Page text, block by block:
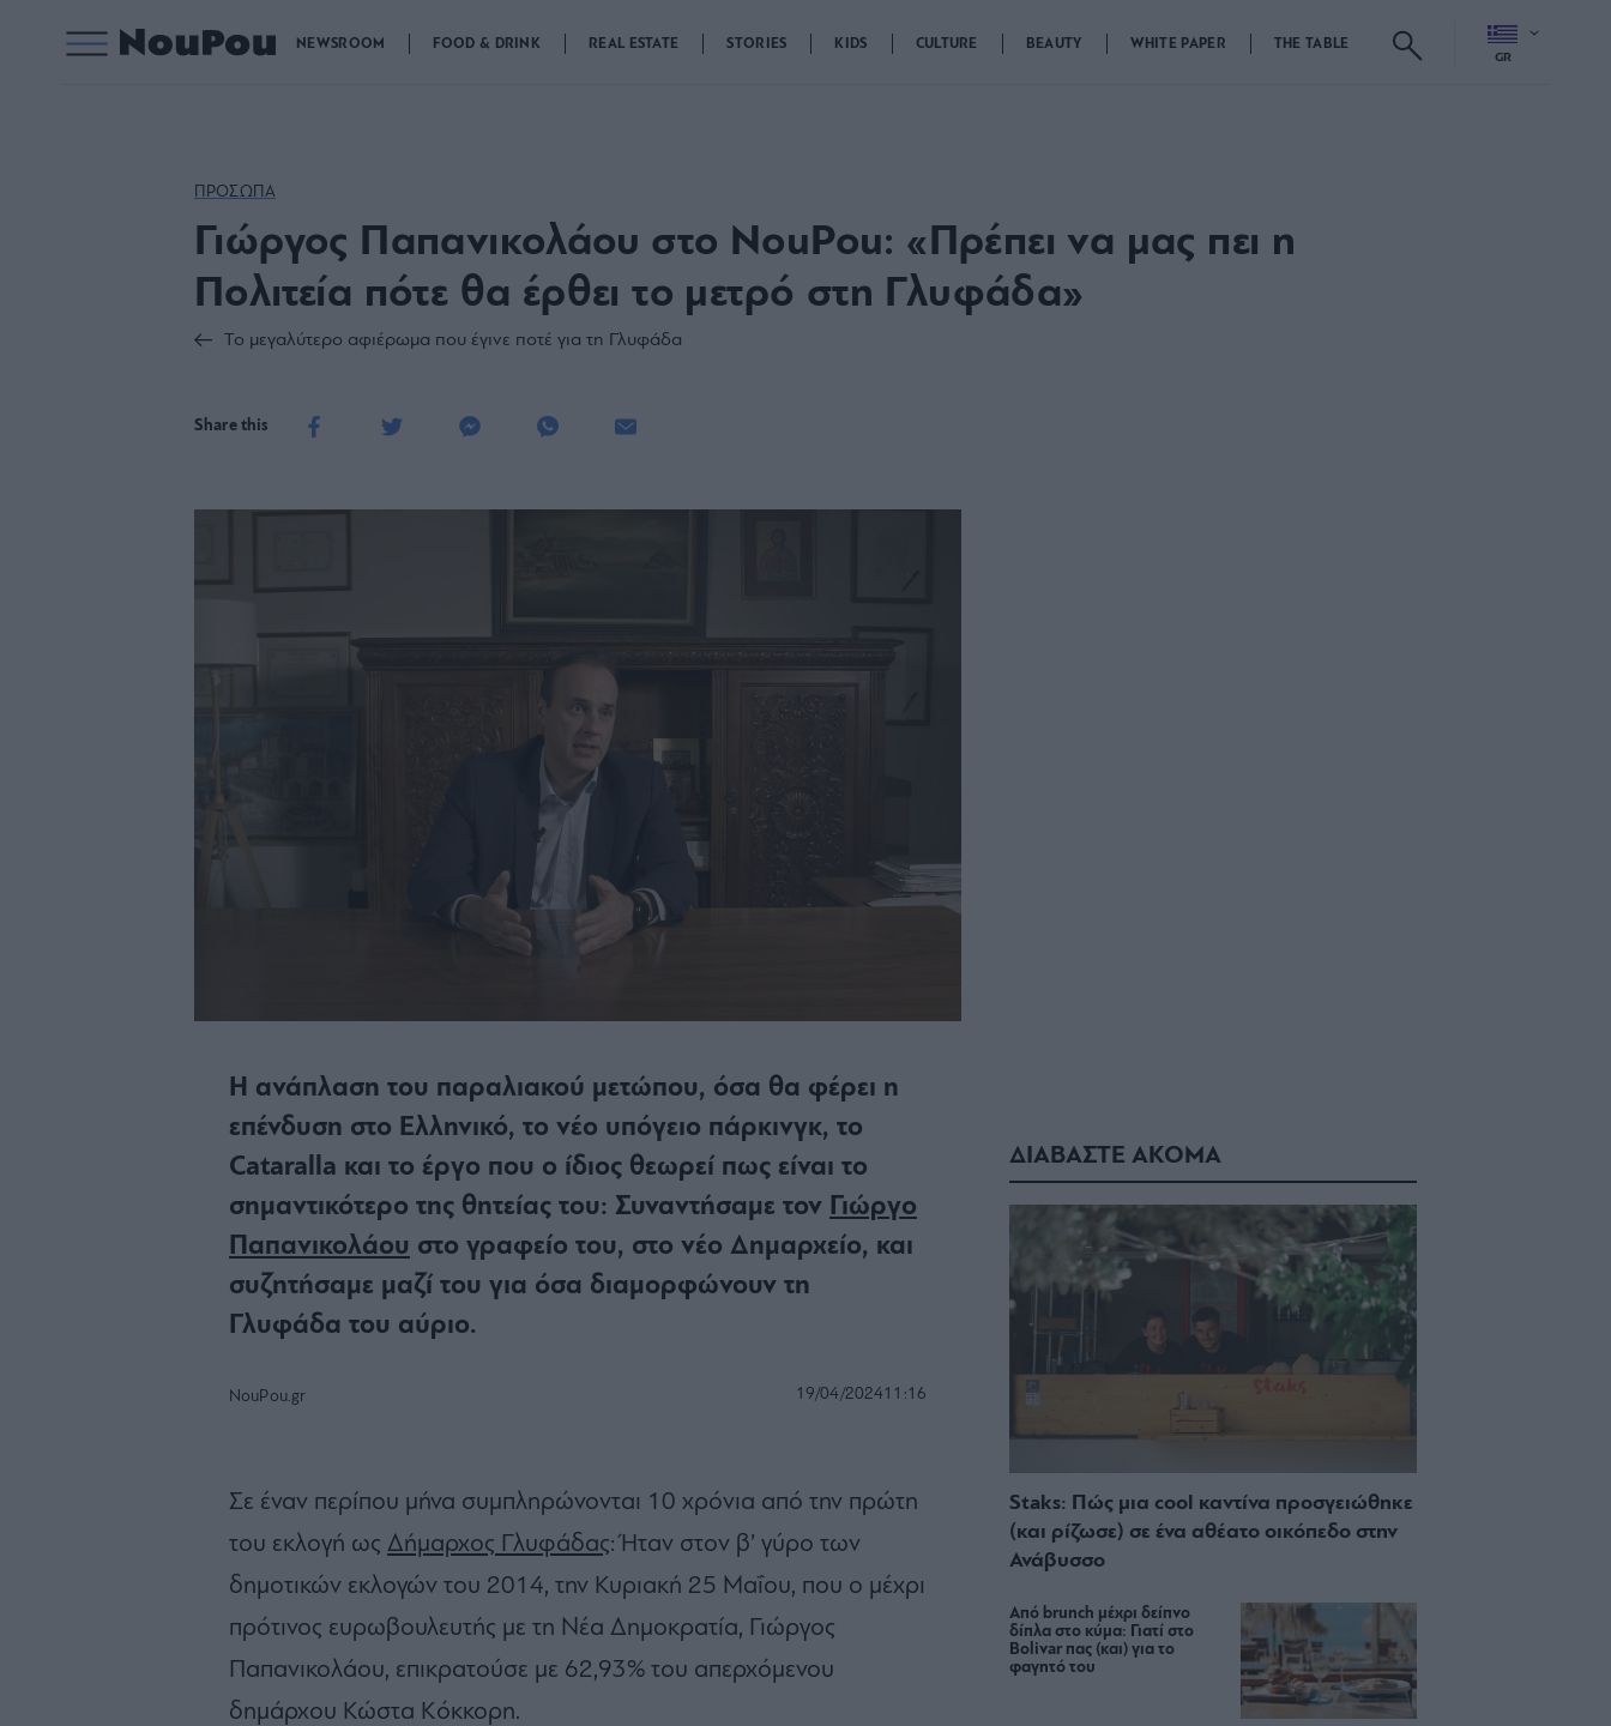
NEWSROOM FOOD & DRINK REAL ESTATE STORIES KIDS CULTURE BEAUTY WHITE PAPER THE TABLE
GR
ΠΡΟΣΩΠΑ
Γιώργος Παπανικολάου στο NouPou: «Πρέπει να μας πει η
Πολιτεία πότε θα έρθει το μετρό στη Γλυφάδα»
Το μεγαλύτερο αφιέρωμα που έγινε ποτέ για τη Γλυφάδα
Share this
Η ανάπλαση του παραλιακού μετώπου, όσα θα φέρει η
επένδυση στο Ελληνικό, το νέο υπόγειο πάρκινγκ, το
Cataralla και το έργο που ο ίδιος θεωρεί πως είναι το
σημαντικότερο της θητείας του: Συναντήσαμε τον Γιώργο
Παπανικολάου στο γραφείο του, στο νέο Δημαρχείο, και
συζητήσαμε μαζί του για όσα διαμορφώνουν τη
Γλυφάδα του αύριο.
NouPou.gr 19/04/202411:16
Σε έναν περίπου μήνα συμπληρώνονται 10 χρόνια από την πρώτη
του εκλογή ως Δήμαρχος Γλυφάδας: Ήταν στον β’ γύρο των
δημοτικών εκλογών του 2014, την Κυριακή 25 Μαΐου, που ο μέχρι
πρότινος ευρωβουλευτής με τη Νέα Δημοκρατία, Γιώργος
Παπανικολάου, επικρατούσε με 62,93% του απερχόμενου
δημάρχου Κώστα Κόκκορη.
ΔΙΑΒΑΣΤΕ ΑΚΟΜΑ
Staks: Πώς μια cool καντίνα προσγειώθηκε
(και ρίζωσε) σε ένα αθέατο οικόπεδο στην
Ανάβυσσο
Από brunch μέχρι δείπνο
δίπλα στο κύμα: Γιατί στο
Bolivar πας (και) για το
φαγητό του